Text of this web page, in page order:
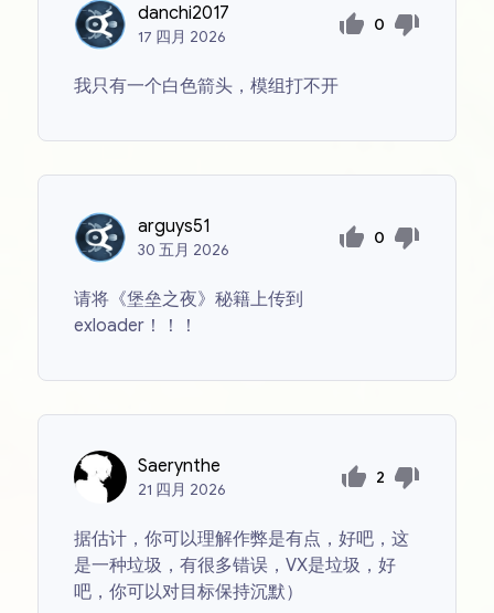
danchi2017
17 四月 2026
0
我只有一个白色箭头，模组打不开
arguys51
30 五月 2026
0
请将《堡垒之夜》秘籍上传到
exloader！！！
Saerynthe
21 四月 2026
2
据估计，你可以理解作弊是有点，好吧，这
是一种垃圾，有很多错误，VX是垃圾，好
吧，你可以对目标保持沉默）